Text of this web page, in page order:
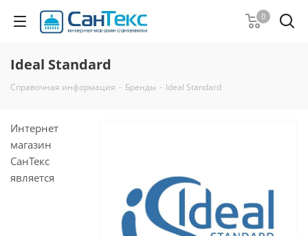
0
Ideal Standard
Справочная информация - Бренды - Ideal Standard
Интернет
магазин
СанТекс
является